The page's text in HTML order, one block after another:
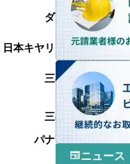
ダイキン
日本キヤリア（旧：東芝）
三菱電機
日立
三菱重工
パナソニック
newspaperニュース